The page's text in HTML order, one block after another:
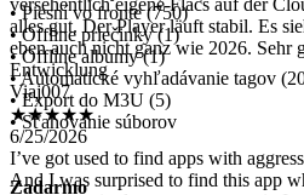
eben auch nicht ganz wie 2026. Sehr
Entwicklung
Viaj007
★★★★★
6/25/2026
I’ve got used to find apps with
And I was surprised to find this app
cost every single penny spent on it. I
done by this team as they are simply
• Piesní vo fronte (750)
• Offline priečinky (1)
• Offline albumy (1)
• Automatické vyhľadávanie tagov
• Export do M3U (5)
• Sťahovanie súborov
Zadarmo